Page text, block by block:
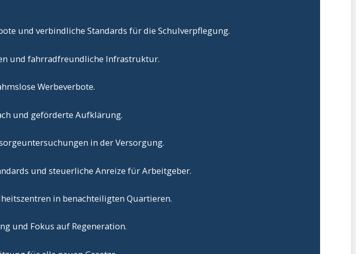
und verbindliche Standards für die Schulverpflegung.
und fahrradfreundliche Infrastruktur.
Werbeverbote.
und geförderte Aufklärung.
in der Versorgung.
und steuerliche Anreize für Arbeitgeber.
in benachteiligten Quartieren.
und Fokus auf Regeneration.